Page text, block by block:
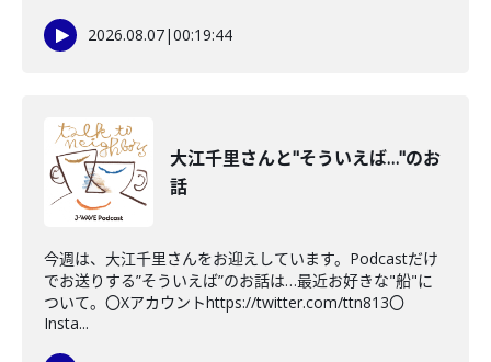
2026.08.07|00:19:44
大江千里さんと"そういえば…"のお
話
今週は、大江千里さんをお迎えしています。Podcastだけ
でお送りする”そういえば”のお話は…最近お好きな"船"に
ついて。〇Xアカウントhttps://twitter.com/ttn813〇
Insta...